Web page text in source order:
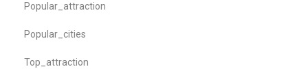
Popular_attraction
Popular_cities
Top_attraction